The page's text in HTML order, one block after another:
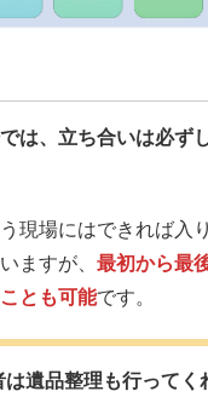
は、立ち合いは必ず
現場にはできれば入
ますが、 最初から最
とも可能です。
遺品整理も行ってく